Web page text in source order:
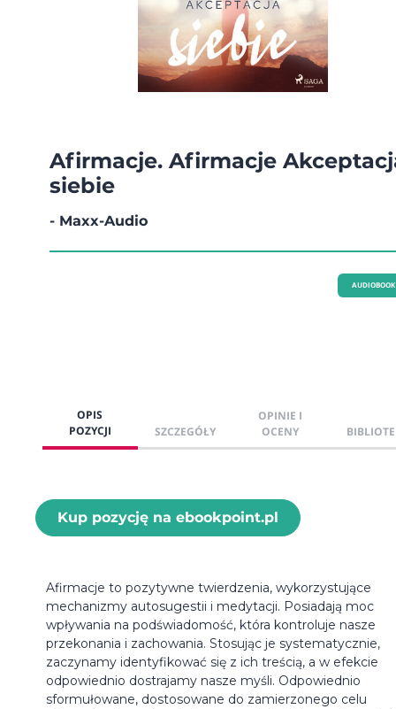
Afirmacje. Afirmacje
siebie
- Maxx-Audio
AUDIOBOOK
OPIS
POZYCJI
SZCZEGÓŁY
OPINIE I
OCENY
Kup pozycję na ebookpoint.pl
Afirmacje to pozytywne twierdzenia, wykorzystujące
mechanizmy autosugestii i medytacji. Posiadają moc
wpływania na podświadomość, która kontroluje nasze
przekonania i zachowania. Stosując je systematycznie,
zaczynamy identyfikować się z ich treścią, a w efekcie
odpowiednio dostrajamy nasze myśli. Odpowiednio
sformułowane, dostosowane do zamierzonego celu